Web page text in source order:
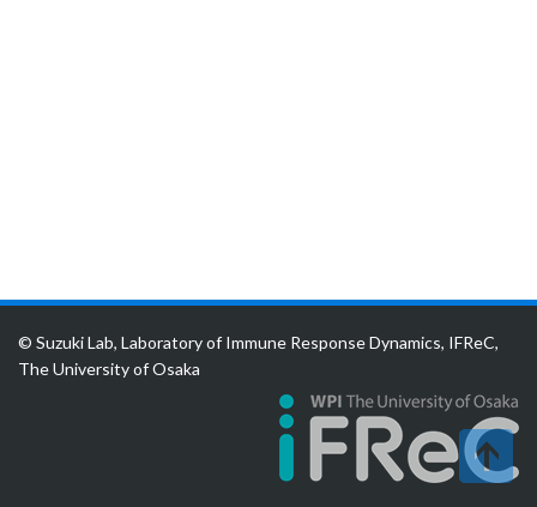
© Suzuki Lab, Laboratory of Immune Response Dynamics, IFReC,
The University of Osaka